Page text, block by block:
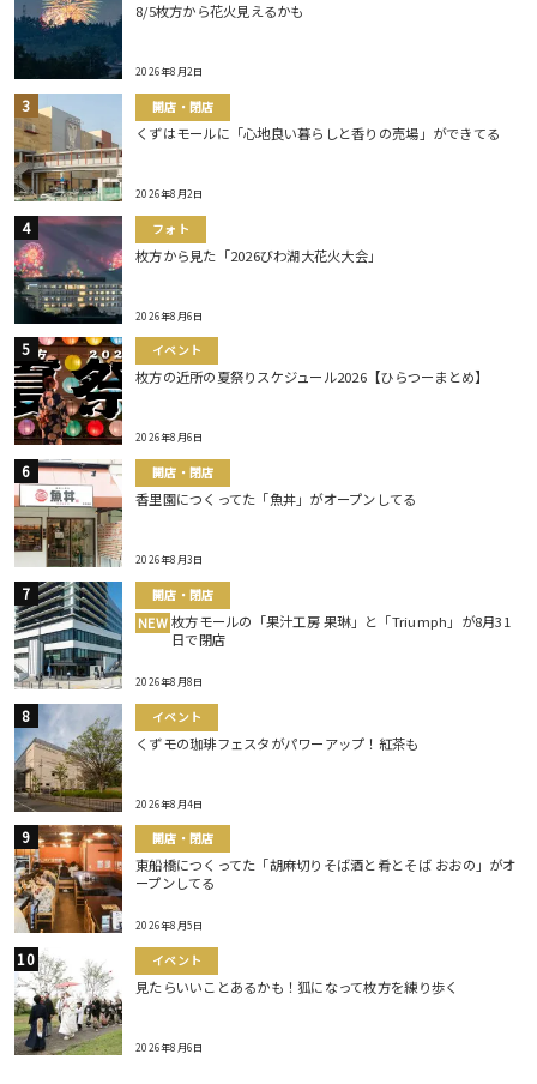
8/5枚方から花火見えるかも
2026年8月2日
開店・閉店
くずはモールに「心地良い暮らしと香りの売場」ができてる
2026年8月2日
フォト
枚方から見た「2026びわ湖大花火大会」
2026年8月6日
イベント
枚方の近所の夏祭りスケジュール2026【ひらつーまとめ】
2026年8月6日
開店・閉店
香里園につくってた「魚丼」がオープンしてる
2026年8月3日
開店・閉店
NEW 枚方モールの「果汁工房 果琳」と「Triumph」が8月31
日で閉店
2026年8月8日
イベント
くずモの珈琲フェスタがパワーアップ！紅茶も
2026年8月4日
開店・閉店
東船橋につくってた「胡麻切りそば酒と肴とそば おおの」がオ
ープンしてる
2026年8月5日
イベント
見たらいいことあるかも！狐になって枚方を練り歩く
2026年8月6日